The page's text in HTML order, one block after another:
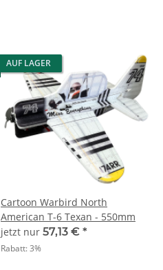
AUF LAGER
Cartoon Warbird North
American T-6 Texan - 550mm
jetzt nur 57,13 € *
Rabatt:3%